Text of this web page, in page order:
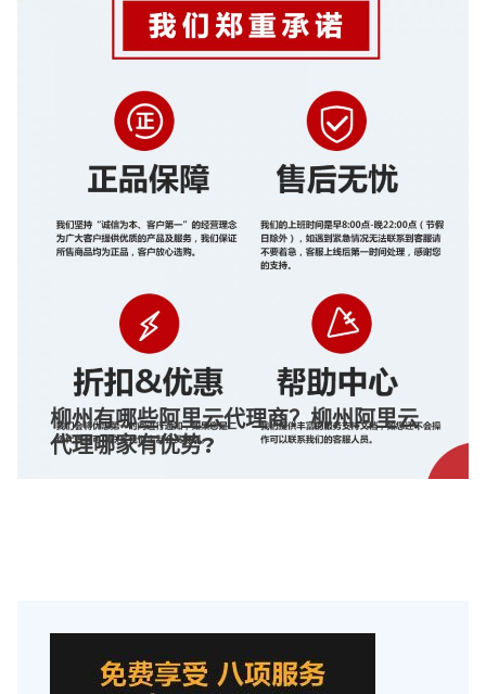
柳州有哪些阿里云代理商？柳州阿里云
代理哪家有优势?